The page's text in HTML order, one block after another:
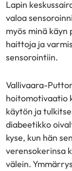
Lapin
valoa
myös minä käyn
haittoja ja
sensorointiin.
Vallivaara-
hoitomotivaatio
käytön ja
diabeetikko
kyse, kun hän
verensokerinsa
välein.